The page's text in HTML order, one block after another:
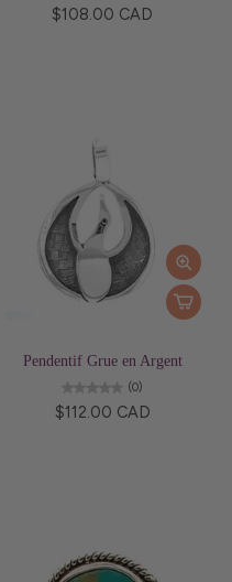
$108.00 CAD
Pendentif Grue en Argent
(0)
$112.00 CAD